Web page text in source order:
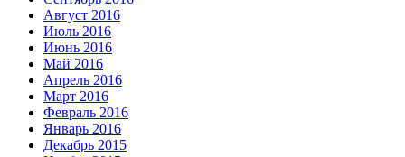
Август 2016
Июль 2016
Июнь 2016
Май 2016
Апрель 2016
Март 2016
Февраль 2016
Январь 2016
Декабрь 2015